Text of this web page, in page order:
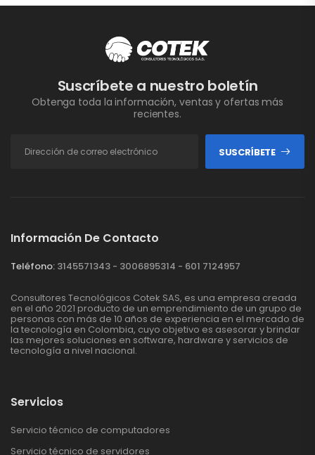
Suscríbete a nuestro boletín
Obtenga toda la información, ventas y ofertas más
recientes.
SUSCRÍBETE
Información De Contacto
Teléfono: 3145571343 - 3006895314 - 601 7124957
Consultores Tecnológicos Cotek SAS, es una empresa creada
en el año 2021 producto de un emprendimiento de un grupo de
personas con más de 10 años de experiencia en el mercado de
la tecnología en Colombia, cuyo objetivo es asesorar y brindar
las mejores soluciones en software, hardware y servicios de
tecnología a nivel nacional.
Servicios
Servicio técnico de computadores
Servicio técnico de servidores